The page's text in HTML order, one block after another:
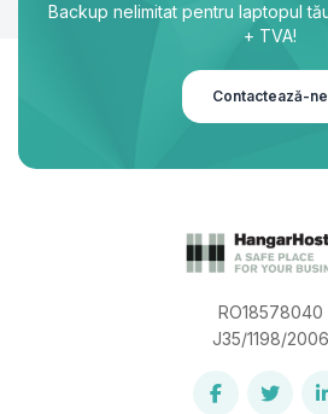
Backup nelimitat pentru laptopul
+ TVA!
Contactează-ne
RO18578040
J35/1198/2006